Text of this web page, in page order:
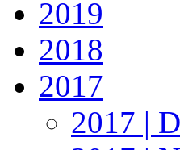
2019
2018
2017
2017 |